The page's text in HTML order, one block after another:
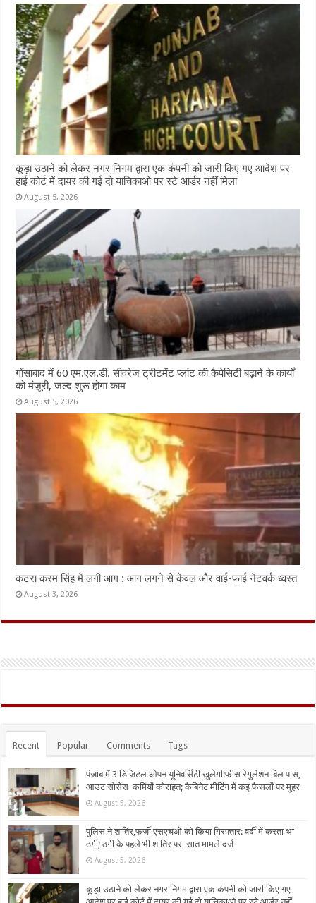
कूड़ा उठाने को लेकर नगर निगम द्वारा एक कंपनी को जारी किए गए आदेश पर
हाई कोर्ट में दायर की गई दो याचिकाओ पर स्टे आर्डर नहीं मिला
August 5, 2026
गोंसाबाद में 60 एम.एल.डी. सीवरेज ट्रीटमेंट प्लांट की कैपेसिटी बढ़ाने के कार्यों
को मंज़ूरी, जल्द शुरू होगा काम
August 5, 2026
कटरा करम सिंह में लगी आग : आग लगने से केवल और वाई-फाई नेटवर्क ध्वस्त
August 3, 2026
Recent Popular Comments Tags
पंजाब में 3 डिजिटल ओपन यूनिवर्सिटी खुलेगी:फीस रेगुलेशन बिल पास,
आउट सोर्सेस कर्मियों कोराहत; कैबिनेट मीटिंग में कई फैसलों पर मुहर
August 5, 2026
पुलिस ने शातिर,फर्जी एसएचओ को किया गिरफ्तार: वर्दी में करता था
ठगी; ठगी के पहले भी शातिर पर सात मामले दर्ज
August 5, 2026
कूड़ा उठाने को लेकर नगर निगम द्वारा एक कंपनी को जारी किए गए